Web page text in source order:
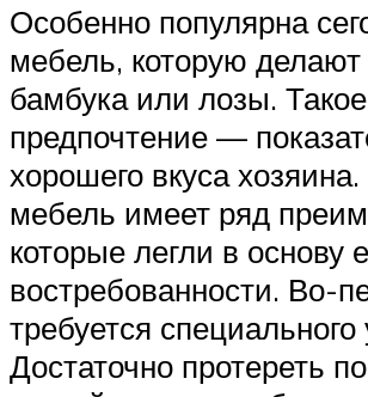
Особенно популярна
мебель, которую делают
бамбука или лозы. Такое
предпочтение —
хорошего вкуса
мебель имеет ряд
которые легли в основу
востребованности. Во-
требуется специального
Достаточно протереть